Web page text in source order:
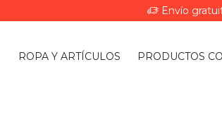
Envío
ROPA Y ARTÍCULOS PRODUCTOS